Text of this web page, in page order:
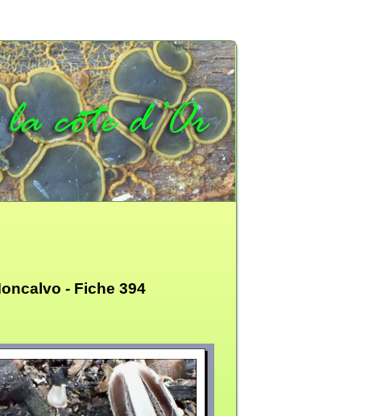
- Fiche 394